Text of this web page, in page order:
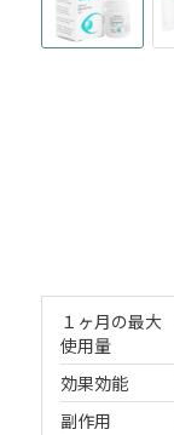
１ヶ月の最大
使用量
効果効能
副作用